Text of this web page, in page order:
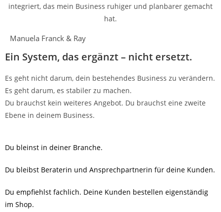
integriert, das mein Business ruhiger und planbarer gemacht
hat.
Manuela Franck & Ray
Ein System, das ergänzt – nicht ersetzt.
Es geht nicht darum, dein bestehendes Business zu verändern.
Es geht darum, es stabiler zu machen.
Du brauchst kein weiteres Angebot. Du brauchst eine zweite
Ebene in deinem Business.
Du bleinst in deiner Branche.
Du bleibst Beraterin und Ansprechpartnerin für deine Kunden.
Du empfiehlst fachlich. Deine Kunden bestellen eigenständig
im Shop.